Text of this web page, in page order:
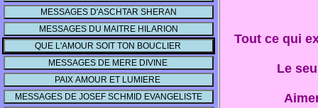
Tout ce qui
Le